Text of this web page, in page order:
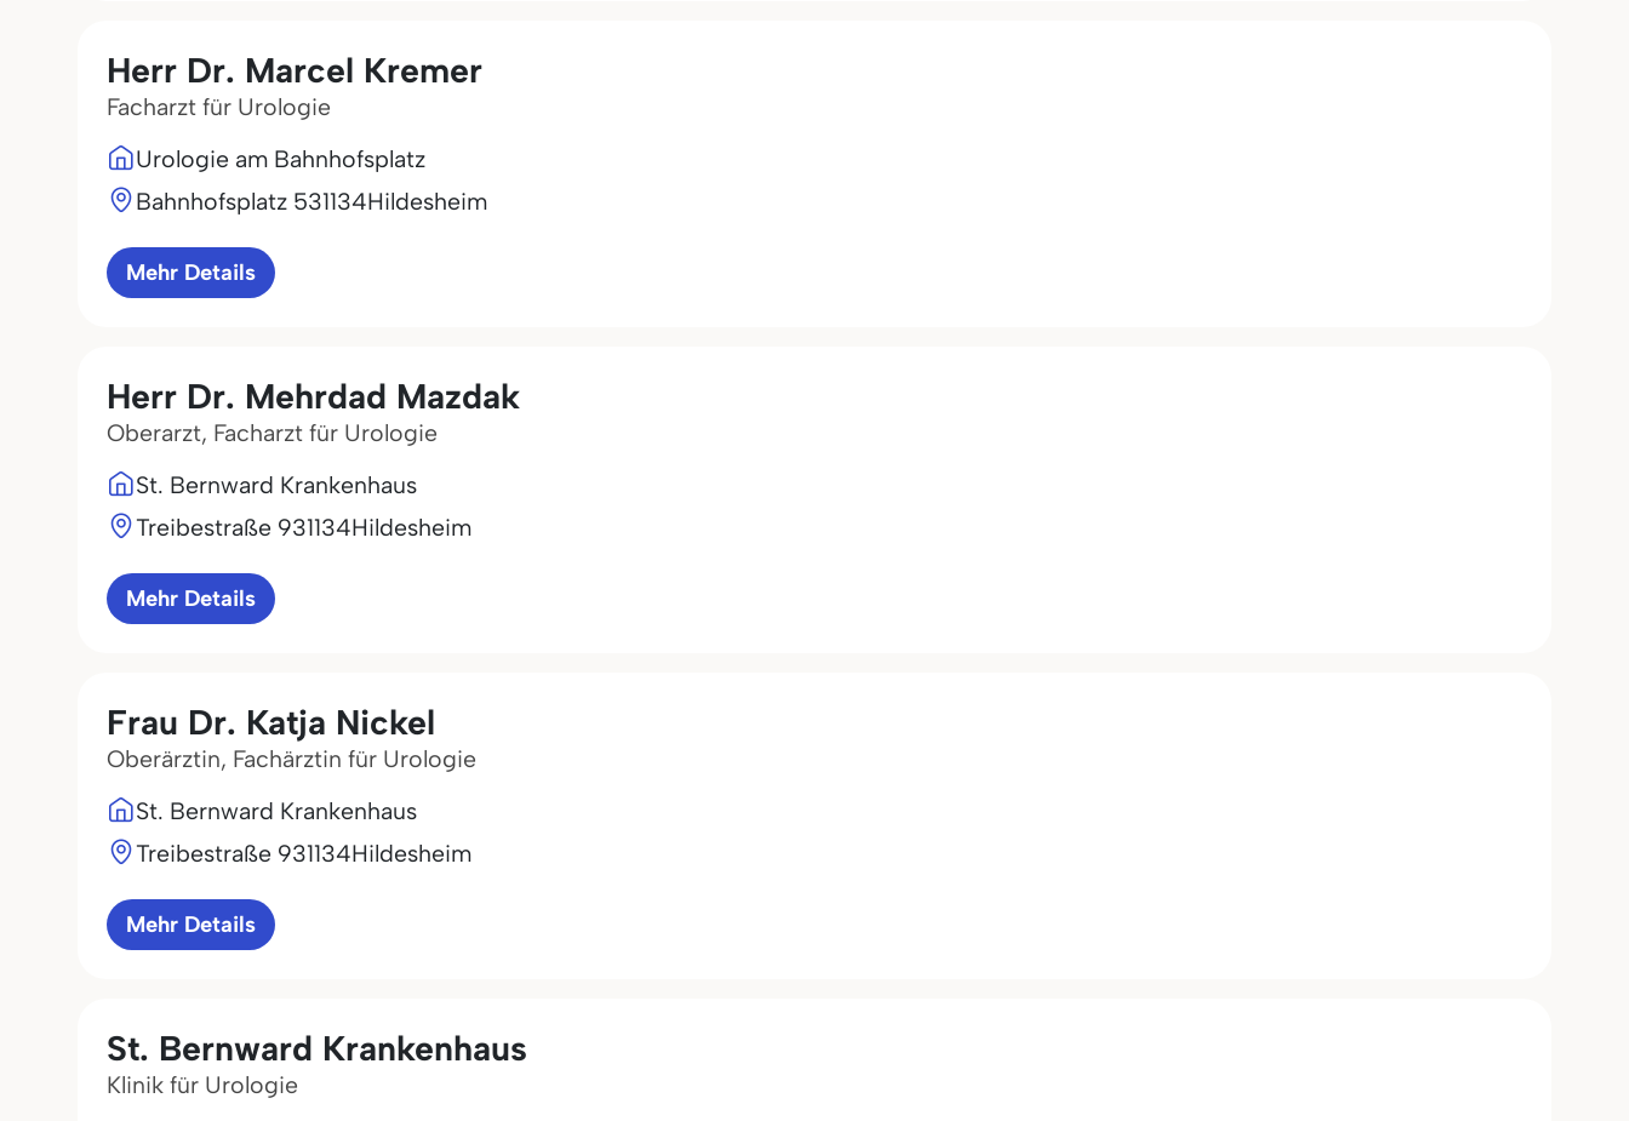
Herr Dr. Marcel Kremer
Facharzt für Urologie
Urologie am Bahnhofsplatz
Bahnhofsplatz 531134Hildesheim
Mehr Details
Herr Dr. Mehrdad Mazdak
Oberarzt, Facharzt für Urologie
St. Bernward Krankenhaus
Treibestraße 931134Hildesheim
Mehr Details
Frau Dr. Katja Nickel
Oberärztin, Fachärztin für Urologie
St. Bernward Krankenhaus
Treibestraße 931134Hildesheim
Mehr Details
St. Bernward Krankenhaus
Klinik für Urologie